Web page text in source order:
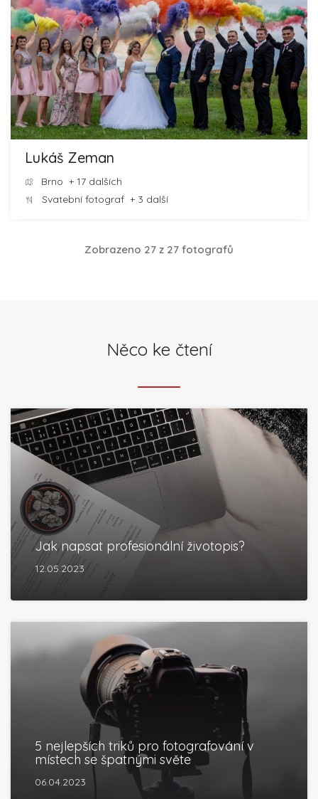
Lukáš Zeman
Brno + 17 dalších
Svatební fotograf + 3 další
Zobrazeno 27 z 27 fotografů
Něco ke čtení
Jak napsat profesionální životopis?
12.05.2023
5 nejlepších triků pro fotografování v
místech se špatnými světe
06.04.2023